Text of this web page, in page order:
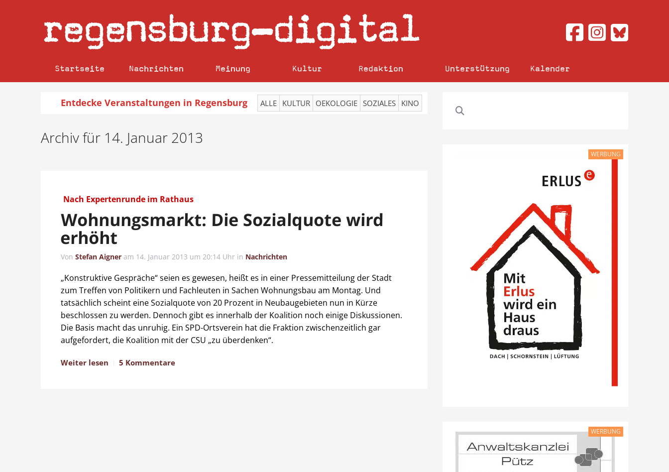
regensburg–digital
Startseite Nachrichten Meinung Kultur Redaktion Unterstützung Kalender
Entdecke Veranstaltungen in Regensburg ALLE KULTUR OEKOLOGIE SOZIALES KINO
Archiv für 14. Januar 2013
Nach Expertenrunde im Rathaus
Wohnungsmarkt: Die Sozialquote wird
erhöht
Von Stefan Aigner am 14. Januar 2013 um 20:14 Uhr in Nachrichten
„Konstruktive Gespräche“ seien es gewesen, heißt es in einer Pressemitteilung der Stadt
zum Treffen von Politikern und Fachleuten in Sachen Wohnungsbau am Montag. Und
tatsächlich scheint eine Sozialquote von 20 Prozent in Neubaugebieten nun in Kürze
beschlossen zu werden. Dennoch gibt es innerhalb der Koalition noch einige Diskussionen.
Die Basis macht das unruhig. Ein SPD-Ortsverein hat die Fraktion zwischenzeitlich gar
aufgefordert, die Koalition mit der CSU „zu überdenken“.
Weiter lesen 5 Kommentare
WERBUNG
WERBUNG